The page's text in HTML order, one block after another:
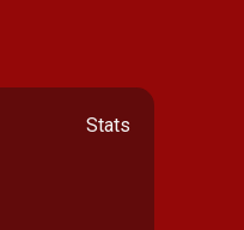
Stats